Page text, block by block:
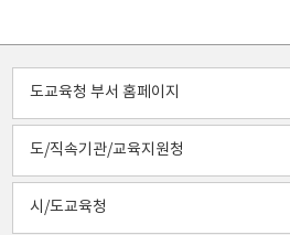
도교육청 부서 홈페이지
도/직속기관/교육지원청
시/도교육청